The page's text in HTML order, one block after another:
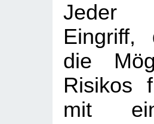
Jeder
die
Risikos
mit